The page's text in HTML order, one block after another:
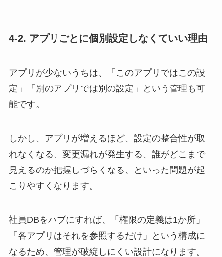
4-2. アプリごとに個別設定しなくていい理由
アプリが少ないうちは、「このアプリではこの設
定」「別のアプリでは別の設定」という管理も可
能です。
しかし、アプリが増えるほど、設定の整合性が取
れなくなる、変更漏れが発生する、誰がどこまで
見えるのか把握しづらくなる、といった問題が起
こりやすくなります。
社員DBをハブにすれば、「権限の定義は1か所」
「各アプリはそれを参照するだけ」という構成に
なるため、管理が破綻しにくい設計になります。